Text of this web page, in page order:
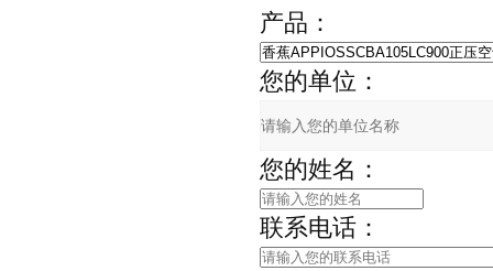
产品：
您的单位：
您的姓名：
联系电话：